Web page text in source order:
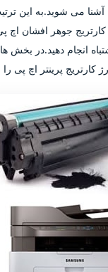
می شوید.به این
کارتریج جوهر افشان
انجام دهید.در بخش
کارتریج پرینتر اچ پی